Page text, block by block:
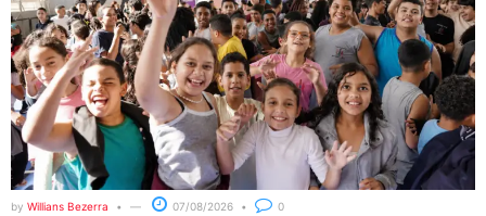
by Willians Bezerra 07/08/2026 0